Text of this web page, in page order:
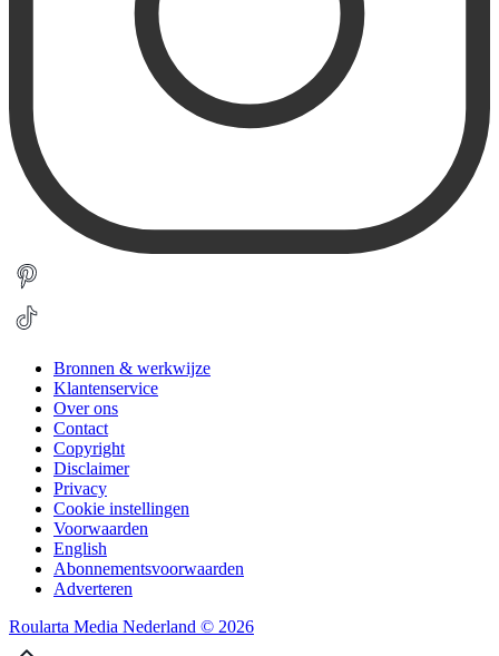
Bronnen & werkwijze
Klantenservice
Over ons
Contact
Copyright
Disclaimer
Privacy
Cookie instellingen
Voorwaarden
English
Abonnementsvoorwaarden
Adverteren
Roularta Media Nederland © 2026